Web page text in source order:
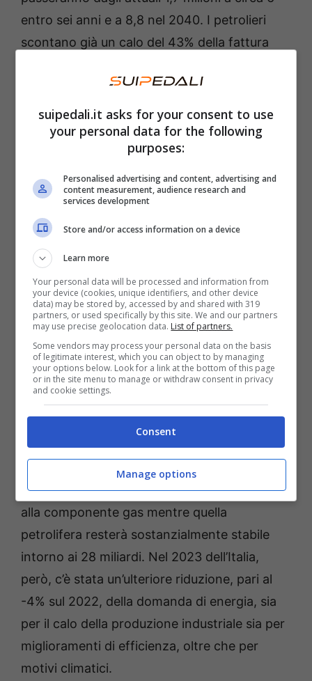
entro sei anni e a 8,8 nel 2040. I petrolieri
scontano già un calo del 43% della fattura
miliardi di euro, quasi 48 miliardi in meno
rispetto al picco storico di 114,4 del 2022.
Una colonnina di ricarica elettrica – Foto Shutterstock | di
CC7
Più ridotta anche la fattura petrolifera a 28,1
32,5 del 2022 per il calo delle quotazioni del
greggio. Per il 2024, invece, lastima per la
fattura energetica è intorno ai 56 miliardi
cioè 10 in meno del 2023 quasi tutti dovuti
alla componente gas mentre quella
petrolifera resterà sostanzialmente stabile
intorno ai 28 miliardi. Nel 2023 dell’Italia,
però, c’è stata un’ulteriore riduzione, pari al
-4% sul 2022, della domanda di energia, sia
per il calo della produzione industriale sia per
miglioramenti di efficienza, oltre che per
motivi climatici.
suipedali.it asks for your consent to use
your personal data for the following
purposes:
Personalised advertising and content, advertising and
content measurement, audience research and
services development
Store and/or access information on a device
Learn more
Your personal data will be processed and information from
your device (cookies, unique identifiers, and other device
data) may be stored by, accessed by and shared with 319
partners, or used specifically by this site. We and our partners
may use precise geolocation data. List of partners.
Some vendors may process your personal data on the basis
of legitimate interest, which you can object to by managing
your options below. Look for a link at the bottom of this page
or in the site menu to manage or withdraw consent in privacy
and cookie settings.
Consent
Manage options